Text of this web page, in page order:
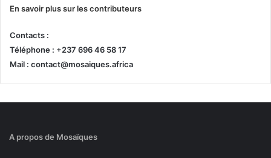
En savoir plus sur les contributeurs
Contacts :
Téléphone : +237 696 46 58 17
Mail : contact@mosaiques.africa
A propos de Mosaïques